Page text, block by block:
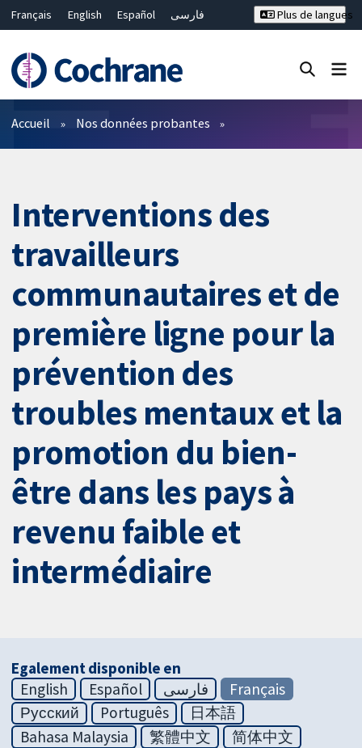
Français English Español
فارسی
Bahasa Malaysia
ไทย
繁體中文
简体中文
Plus de langues
Filtres
Accueil Nos données probantes
Interventions des
travailleurs
communautaires et de
première ligne pour la
prévention des
troubles mentaux et la
promotion du bien-
être dans les pays à
revenu faible et
intermédiaire
Egalement disponible en
English
Español فارسی
Français
Русский
Português
日本語
Bahasa Malaysia
繁體中文
简体中文